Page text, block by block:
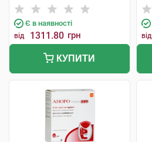
Є в наявності
від 1311.80 грн
КУПИТИ
від